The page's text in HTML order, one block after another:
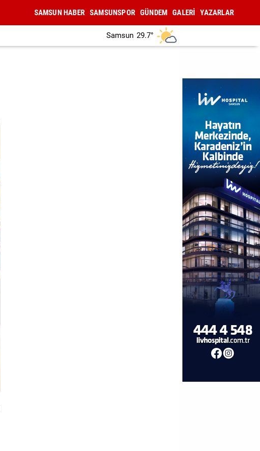
SAMSUN HABER SAMSUNSPOR GÜNDEM GALERİ YAZARLAR
Samsun 29.7°